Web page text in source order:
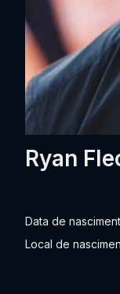
Ryan
Data de
Local de